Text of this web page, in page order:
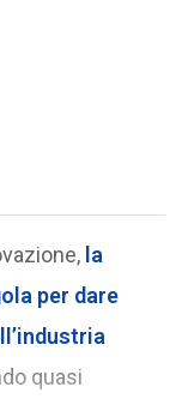
la
per dare
quasi